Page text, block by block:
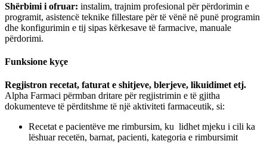
Shërbimi i ofruar: instalim, trajnim profesional për përdorimin e
programit, asistencë teknike fillestare për të vënë në punë programin
dhe konfigurimin e tij sipas kërkesave të farmacive, manuale
përdorimi.
Funksione kyçe
Regjistron recetat, faturat e shitjeve, blerjeve, likuidimet etj.
Alpha Farmaci përmban dritare për regjistrimin e të gjitha
dokumenteve të përditshme të një aktiviteti farmaceutik, si:
Recetat e pacientëve me rimbursim, ku lidhet mjeku i cili ka
lëshuar recetën, barnat, pacienti, kategoria e rimbursimit